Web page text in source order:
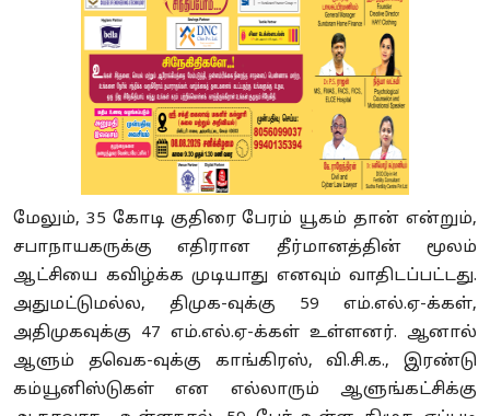
மேலும், 35 கோடி குதிரை பேரம் யூகம் தான் என்றும்,
சபாநாயகருக்கு எதிரான தீர்மானத்தின் மூலம்
ஆட்சியை கவிழ்க்க முடியாது எனவும் வாதிடப்பட்டது.
அதுமட்டுமல்ல, திமுக-வுக்கு 59 எம்.எல்.ஏ-க்கள்,
அதிமுகவுக்கு 47 எம்.எல்.ஏ-க்கள் உள்ளனர். ஆனால்
ஆளும் தவெக-வுக்கு காங்கிரஸ், வி.சி.க., இரண்டு
கம்யூனிஸ்டுகள் என எல்லாரும் ஆளுங்கட்சிக்கு